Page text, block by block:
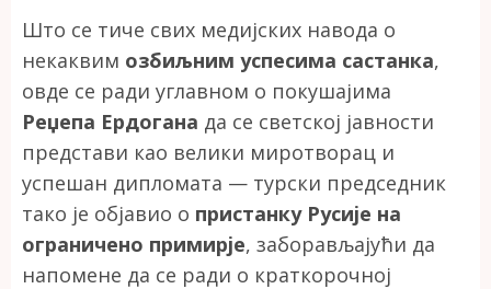
Што се тиче свих медијских навода о
некаквим озбиљним успесима састанка,
овде се ради углавном о покушајима
Реџепа Ердогана да се светској јавности
представи као велики миротворац и
успешан дипломата — турски председник
тако је објавио о пристанку Русије на
ограничено примирје, заборављајући да
напомене да се ради о краткорочној